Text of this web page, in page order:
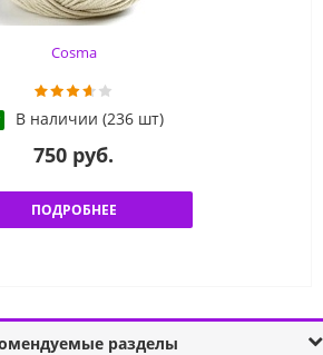
Cosma
В наличии (236 шт)
750 руб.
ПОДРОБНЕЕ
разделы